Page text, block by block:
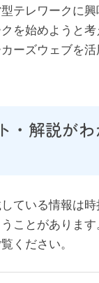
テレワークに興
を始めようと考
ーズウェブを
・解説が
ている情報は時
ことがありま
ください。